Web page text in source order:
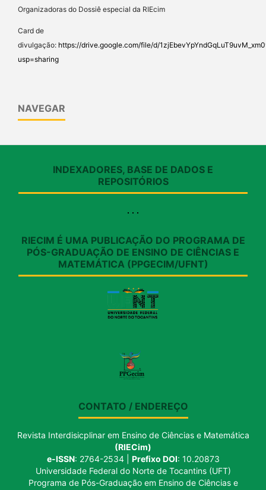
Organizadoras do Dossiê especial da RIEcim
Card de
divulgação: https://drive.google.com/file/d/
usp=sharing
NAVEGAR
INDEXADORES, BASE DE DADOS E
REPOSITÓRIOS
RIECIM É UMA PUBLICAÇÃO DO PROGRAMA DE
PÓS-GRADUAÇÃO DE ENSINO DE CIÊNCIAS E
MATEMÁTICA (PPGECIM/UFNT)
CONTATO / ENDEREÇO
Revista Interdisicplinar em Ensino de Ciências e Matemática
(RIECim)
e-ISSN: 2764-2534 | Prefixo DOI: 10.20873
Universidade Federal do Norte de Tocantins (UFT)
Programa de Pós-Graduação em Ensino de Ciências e